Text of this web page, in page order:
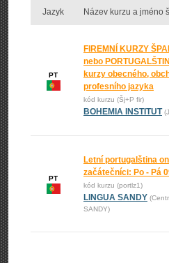
Jazyk Název kurzu a jméno
PT
FIREMNÍ KURZY
nebo
kurzy obecného,
profesního jazyka
kód kurzu (Šj+P fir)
BOHEMIA INSTITUT
PT
Letní portugalština
začátečníci: Po - Pá
kód kurzu (portlz1)
LINGUA SANDY
SANDY)